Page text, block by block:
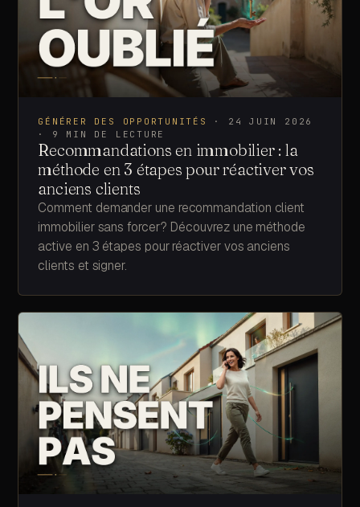
GÉNÉRER DES OPPORTUNITÉS · 24 JUIN 2026
· 9 MIN DE LECTURE
Recommandations en immobilier : la
méthode en 3 étapes pour réactiver vos
anciens clients
Comment demander une recommandation client
immobilier sans forcer? Découvrez une méthode
active en 3 étapes pour réactiver vos anciens
clients et signer.